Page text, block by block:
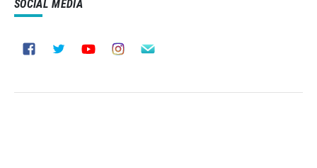
SOCIAL MEDIA